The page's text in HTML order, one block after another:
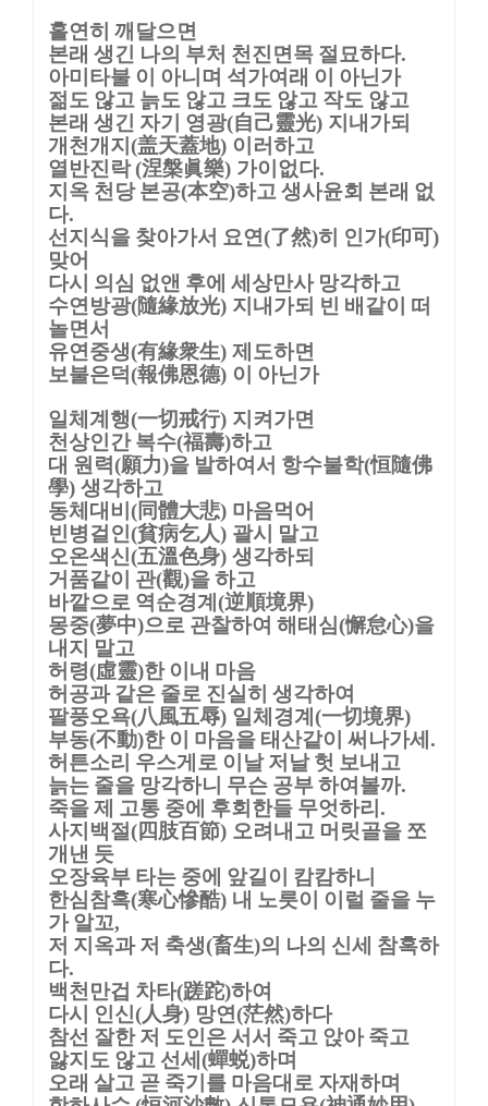
홀연히 깨달으면
본래 생긴 나의 부처 천진면목 절묘하다.
아미타불 이 아니며 석가여래 이 아닌가
젊도 않고 늙도 않고 크도 않고 작도 않고
본래 생긴 자기 영광(自己靈光) 지내가되
개천개지 (盖天蓋地) 이러하고
열반진락(涅槃眞樂) 가이없다.
지옥 천당 본공(本空)하고 생사윤회 본래 없
다.
선지식을 찾아가서 요연(了然)히 인가(印可)
맞어
다시 의심 없앤 후에 세상만사 망각하고
수연방광(隨緣放光) 지내가되 빈 배같이 떠
놀면서
유연중생(有緣衆生) 제도하면
보불은덕(報佛恩德) 이 아닌가
일체계행(一切戒行) 지켜가면
천상인간 복수(福壽)하고
대 원력(願力)을 발하여서 항수불학(恒隨佛
學) 생각하고
동체대비 (同體大悲) 마음먹어
빈병걸인(貧病乞人) 괄시 말고
오온색신(五溫色身) 생각하되
거품같이 관(觀)을 하고
바깥으로 역순경계 (逆順境界)
몽중(夢中)으로 관찰하여 해태심(懈怠心)을
내지 말고
허령(虛靈)한 이내 마음
허공과 같은 줄로 진실히 생각하여
팔풍오욕(八風五辱) 일체경계 (一切境界)
부동(不動)한 이 마음을 태산같이 써나가세 .
허튼소리 우스게로 이날 저날 헛 보내고
늙는 줄을 망각하니 무슨 공부 하여볼까.
죽을 제 고통 중에 후회한들 무엇하리 .
사지백절(四肢百節) 오려내고 머릿골을 쪼
개낸 듯
오장육부 타는 중에 앞길이 캄캄하니
한심참혹(寒心慘酷) 내 노릇이 이럴 줄을 누
가 알꼬,
저 지옥과 저 축생(畜生)의 나의 신세 참혹하
다.
백천만겁 차타(蹉跎)하여
다시 인신(人身) 망연(茫然)하다
참선 잘한 저 도인은 서서 죽고 앉아 죽고
앓지도 않고 선세 (蟬蜕)하며
오래 살고 곧 죽기를 마음대로 자재하며